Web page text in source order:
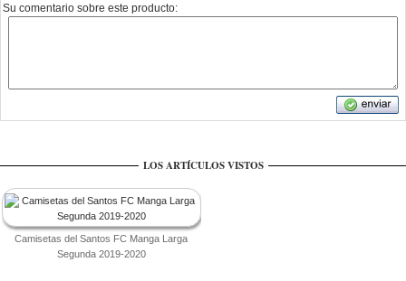
Su comentario sobre este producto:
LOS ARTÍCULOS VISTOS
Camisetas del Santos FC Manga Larga
Segunda 2019-2020